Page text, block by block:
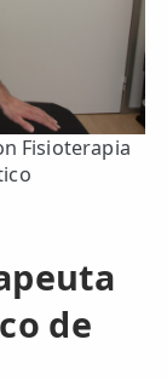
Fisioterapia
de